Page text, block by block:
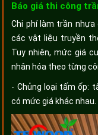
Báo giá thi công
Chi phí làm trần
các vật liệu truyền
Tuy nhiên, mức giá
nhân hóa theo từng
- Chủng loại tấm ốp:
có mức giá khác nhau.